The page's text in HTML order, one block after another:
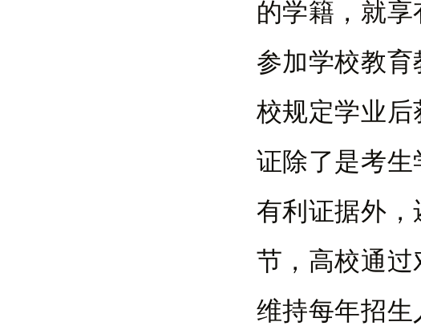
的学籍，就享
参加学校教
校规定学业
证除了是考
有利证据外
节，高校通
维持每年招生